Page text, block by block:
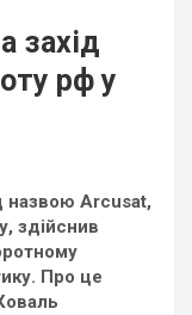
захід
рф у
назвою Arcusat,
здійснив
Про це